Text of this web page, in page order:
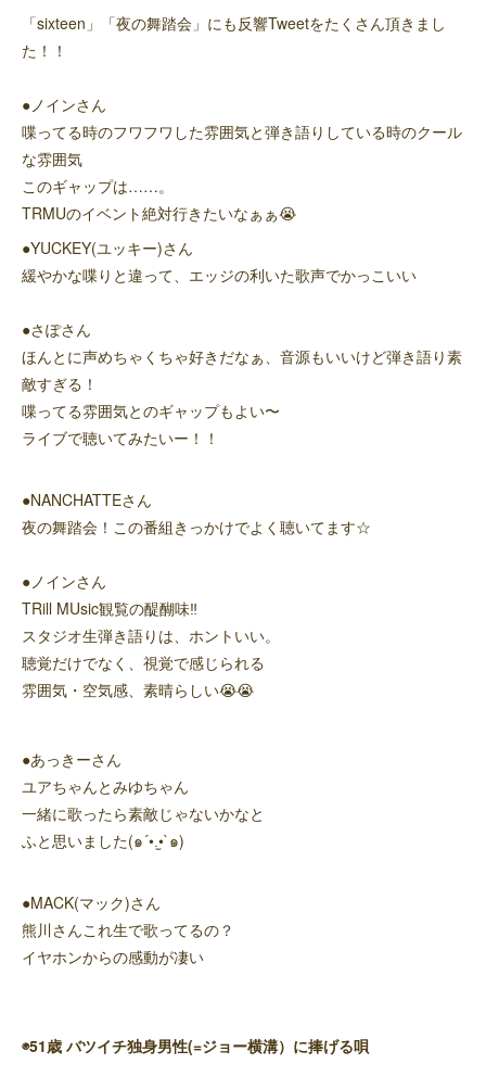
「sixteen」「夜の舞踏会」にも反響Tweetをたくさん頂きまし
た！！
●ノインさん
喋ってる時のフワフワした雰囲気と弾き語りしている時のクール
な雰囲気
このギャップは……。
TRMUのイベント絶対行きたいなぁぁ😭
●YUCKEY(ユッキー)さん
緩やかな喋りと違って、エッジの利いた歌声でかっこいい
●さぽさん
ほんとに声めちゃくちゃ好きだなぁ、音源もいいけど弾き語り素
敵すぎる！
喋ってる雰囲気とのギャップもよい〜
ライブで聴いてみたいー！！
●NANCHATTEさん
夜の舞踏会！この番組きっかけでよく聴いてます☆
●ノインさん
TRill MUsic観覧の醍醐味‼️
スタジオ生弾き語りは、ホントいい。
聴覚だけでなく、視覚で感じられる
雰囲気・空気感、素晴らしい😭😭
●あっきーさん
ユアちゃんとみゆちゃん
一緒に歌ったら素敵じゃないかなと
ふと思いました(๑´•.̫•`๑)
●MACK(マック)さん
熊川さんこれ生で歌ってるの？
イヤホンからの感動が凄い
◉51歳 バツイチ独身男性(=ジョー横溝）に捧げる唄